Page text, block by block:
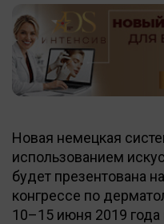
Новая немецкая
использованием
будет презентована
конгрессе по
10–15 июня 2019